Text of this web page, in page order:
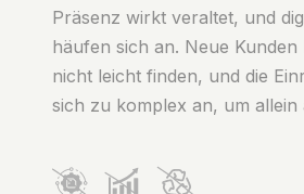
Präsenz wirkt veraltet, und
häufen sich an. Neue Kunden
nicht leicht finden, und die
sich zu komplex an, um allein